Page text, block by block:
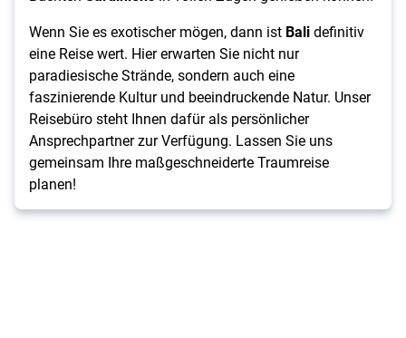
Wenn Sie es exotischer mögen, dann ist Balidefinitiv
eine Reise wert. Hier erwarten Sie nicht nur
paradiesische Strände, sondern auch eine
faszinierende Kultur und beeindruckende Natur. Unser
Reisebüro steht Ihnen dafür als persönlicher
Ansprechpartner zur Verfügung. Lassen Sie uns
gemeinsam Ihre maßgeschneiderte Traumreise
planen!